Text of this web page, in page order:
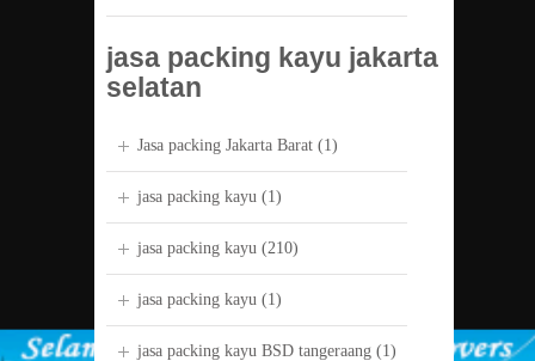
jasa packing kayu jakarta
selatan
Jasa packing Jakarta Barat (1)
jasa packing kayu (1)
jasa packing kayu (210)
jasa packing kayu (1)
jasa packing kayu BSD tangeraang (1)